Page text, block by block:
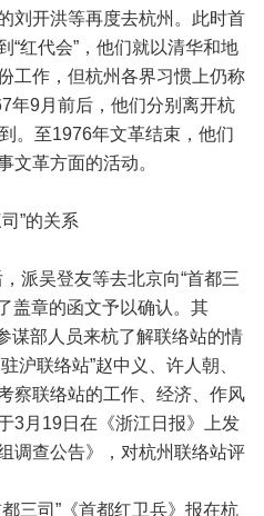
刘开洪等再度去杭州。此时首
“红代会”，他们就以清华和地
工作，但杭州各界习惯上仍称
年9月前后，他们分别离开杭
。至1976年文革结束，他们
文革方面的活动。
”的关系
派吴登友等去北京向“首都三
盖章的函文予以确认。其
谋部人员来杭了解联络站的情
沪联络站”赵中义、许人朝、
察联络站的工作、经济、作风
3月19日在《浙江日报》上发
调查公告》，对杭州联络站评
三司”《首都红卫兵》报在杭